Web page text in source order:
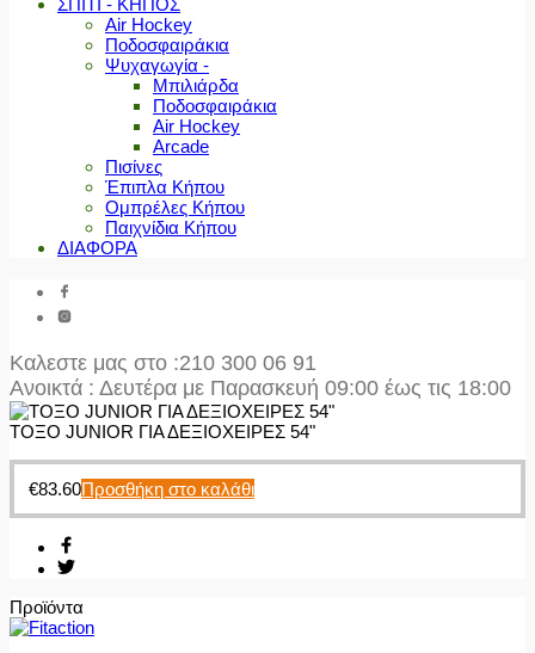
ΣΠΙΤΙ - ΚΗΠΟΣ
Air Hockey
Ποδοσφαιράκια
Ψυχαγωγία -
Μπιλιάρδα
Ποδοσφαιράκια
Air Hockey
Arcade
Πισίνες
Έπιπλα Κήπου
Ομπρέλες Κήπου
Παιχνίδια Κήπου
ΔΙΑΦΟΡΑ
Καλεστε μας στο :210 300 06 91
Ανοικτά : Δευτέρα με Παρασκευή 09:00 έως τις 18:00
ΤΟΞΟ JUNIOR ΓΙΑ ΔΕΞΙΟΧΕΙΡΕΣ 54"
€83.60Προσθήκη στο καλάθι
Προϊόντα